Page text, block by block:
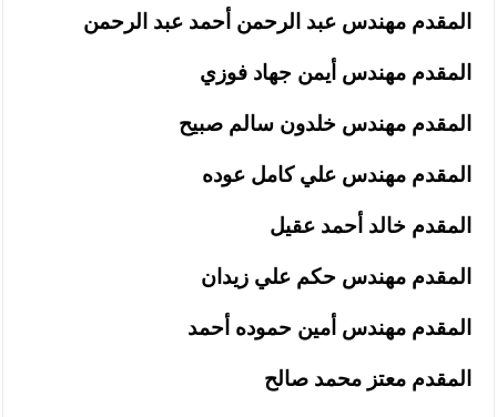
المقدم مهندس عبد الرحمن أحمد عبد الرحمن
المقدم مهندس أيمن جهاد فوزي
المقدم مهندس خلدون سالم صبيح
المقدم مهندس علي كامل عوده
المقدم خالد أحمد عقيل
المقدم مهندس حكم علي زيدان
المقدم مهندس أمين حموده أحمد
المقدم معتز محمد صالح